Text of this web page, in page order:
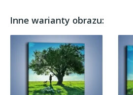
Inne warianty obrazu: